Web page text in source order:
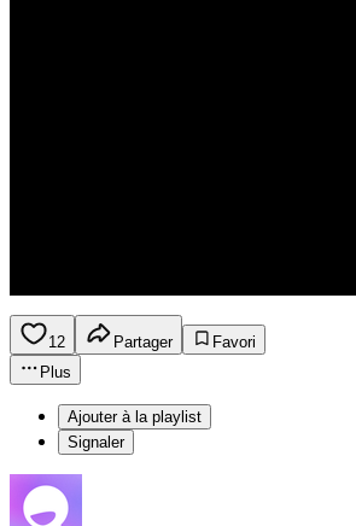
12 Partager
Favori
Plus
Ajouter à la playlist
Signaler